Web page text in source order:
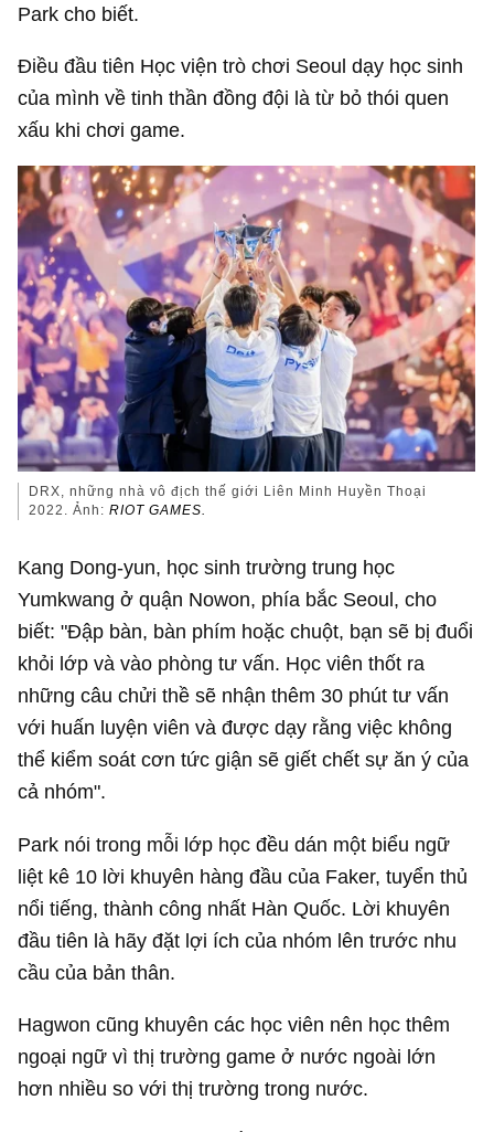
Park cho biết.
Điều đầu tiên Học viện trò chơi Seoul dạy học sinh
của mình về tinh thần đồng đội là từ bỏ thói quen
xấu khi chơi game.
DRX, những nhà vô địch thế giới Liên Minh Huyền Thoại
2022. Ảnh:RIOT GAMES.
Kang Dong-yun, học sinh trường trung học
Yumkwang ở quận Nowon, phía bắc Seoul, cho
biết: "Đập bàn, bàn phím hoặc chuột, bạn sẽ bị đuổi
khỏi lớp và vào phòng tư vấn. Học viên thốt ra
những câu chửi thề sẽ nhận thêm 30 phút tư vấn
với huấn luyện viên và được dạy rằng việc không
thể kiểm soát cơn tức giận sẽ giết chết sự ăn ý của
cả nhóm".
Park nói trong mỗi lớp học đều dán một biểu ngữ
liệt kê 10 lời khuyên hàng đầu của Faker, tuyển thủ
nổi tiếng, thành công nhất Hàn Quốc. Lời khuyên
đầu tiên là hãy đặt lợi ích của nhóm lên trước nhu
cầu của bản thân.
Hagwon cũng khuyên các học viên nên học thêm
ngoại ngữ vì thị trường game ở nước ngoài lớn
hơn nhiều so với thị trường trong nước.